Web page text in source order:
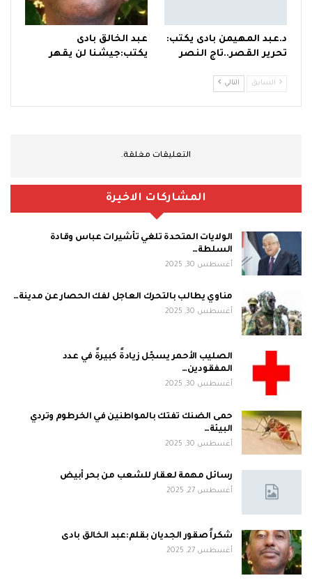
د.عبد المهيمن بادى يكتب:
تحرير القصر..تاج النصر
عبد الخالق بادى
يكتب:جيشنا لن يقهر
السابق التالي
التعليقات مغلقة.
المشاركات الاخيرة
الولايات المتحدة تلغي تأشيرات عباس وقادة
السلطة…
أغسطس 30, 2025
مناوي يطالب بالتحرك العاجل لفك الحصار عن مدينة…
أغسطس 30, 2025
الصليب الأحمر يسجّل زيادةً كبيرةً في عدد
المفقودين…
أغسطس 30, 2025
حمى الضنك تفتك بالمواطنين في الخرطوم وتردي
البيئة…
أغسطس 30, 2025
رسائل مهمة لعقار للشعب من بحر أبيض
أغسطس 27, 2025
شكراً صقور الجديان بقلم:عبد الخالق بادى
أغسطس 27, 2025